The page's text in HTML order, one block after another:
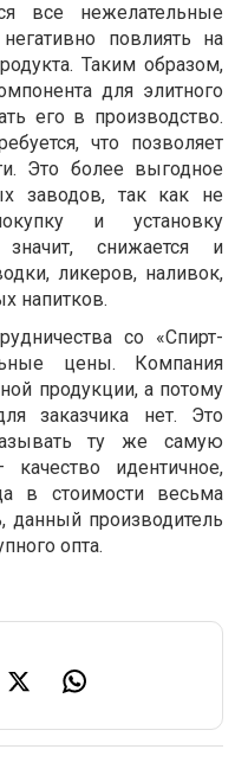
все нежелательные
повлиять на
Таким образом,
для элитного
его в производство.
что позволяет
Это более выгодное
заводов, так как не
и установку
снижается и
ликеров, наливок,
напитков.
со «Спирт-
цены. Компания
продукции, а потому
заказчика нет. Это
ту же самую
идентичное,
в стоимости весьма
данный производитель
опта.